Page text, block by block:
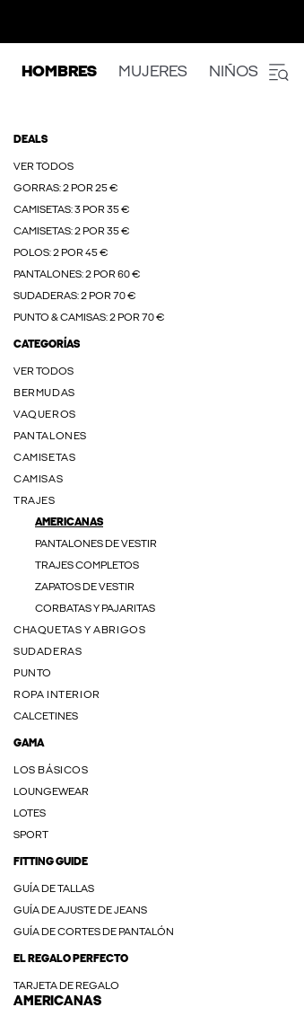
HOMBRES MUJERES NIÑOS
DEALS
VER TODOS
GORRAS: 2 POR 25 €
CAMISETAS: 3 POR 35 €
CAMISETAS: 2 POR 35 €
POLOS: 2 POR 45 €
PANTALONES: 2 POR 60 €
SUDADERAS: 2 POR 70 €
PUNTO & CAMISAS: 2 POR 70 €
CATEGORÍAS
VER TODOS
BERMUDAS
VAQUEROS
PANTALONES
CAMISETAS
CAMISAS
TRAJES
AMERICANAS
PANTALONES DE VESTIR
TRAJES COMPLETOS
ZAPATOS DE VESTIR
CORBATAS Y PAJARITAS
CHAQUETAS Y ABRIGOS
SUDADERAS
PUNTO
ROPA INTERIOR
CALCETINES
GAMA
LOS BÁSICOS
LOUNGEWEAR
LOTES
SPORT
FITTING GUIDE
GUÍA DE TALLAS
GUÍA DE AJUSTE DE JEANS
GUÍA DE CORTES DE PANTALÓN
EL REGALO PERFECTO
TARJETA DE REGALO
AMERICANAS